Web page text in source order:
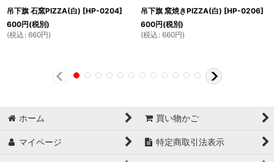
吊下旗 石窯PIZZA(白) [HP-0204]
600円(税別)
(税込 : 660円)
吊下旗 窯焼きPIZZA(白) [HP-0206]
600円(税別)
(税込 : 660円)
ホーム 買い物かご
マイページ 特定商取引法表示